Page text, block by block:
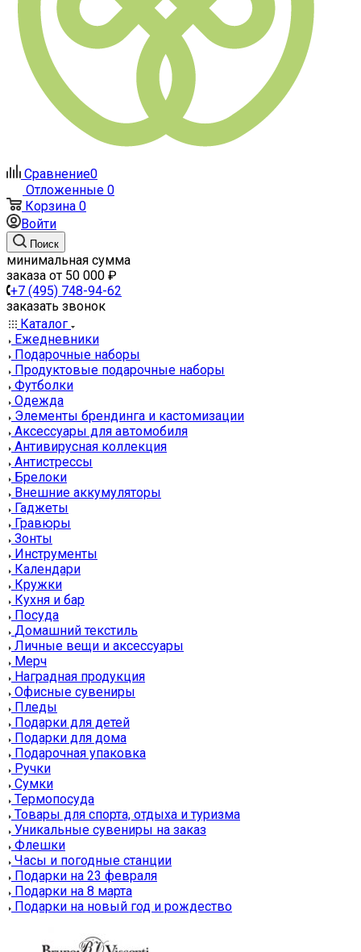
Сравнение0
Отложенные 0
Корзина 0
Войти
Поиск
минимальная сумма
заказа от 50 000 ₽
+7 (495) 748-94-62
заказать звонок
Каталог
Ежедневники
Подарочные наборы
Продуктовые подарочные наборы
Футболки
Одежда
Элементы брендинга и кастомизации
Аксессуары для автомобиля
Антивирусная коллекция
Антистрессы
Брелоки
Внешние аккумуляторы
Гаджеты
Гравюры
Зонты
Инструменты
Календари
Кружки
Кухня и бар
Посуда
Домашний текстиль
Личные вещи и аксессуары
Мерч
Наградная продукция
Офисные сувениры
Пледы
Подарки для детей
Подарки для дома
Подарочная упаковка
Ручки
Сумки
Термопосуда
Товары для спорта, отдыха и туризма
Уникальные сувениры на заказ
Флешки
Часы и погодные станции
Подарки на 23 февраля
Подарки на 8 марта
Подарки на новый год и рождество